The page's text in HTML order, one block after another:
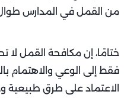
من القمل في المدارس
ختامًا، إن مكافحة القمل لا
فقط إلى الوعي والاهتمام
الاعتماد على طرق طبيعية